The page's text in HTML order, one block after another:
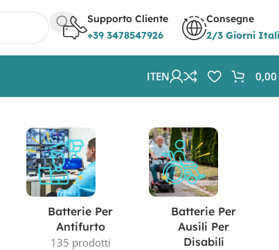
Supporto Cliente
+39 3478547926
Consegne
2/3 Giorni
ITEN
0,00
Batterie Per
Antifurto
135 prodotti
Batterie Per
Ausili Per
Disabili